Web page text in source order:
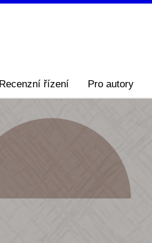
Recenzní řízení Pro autory